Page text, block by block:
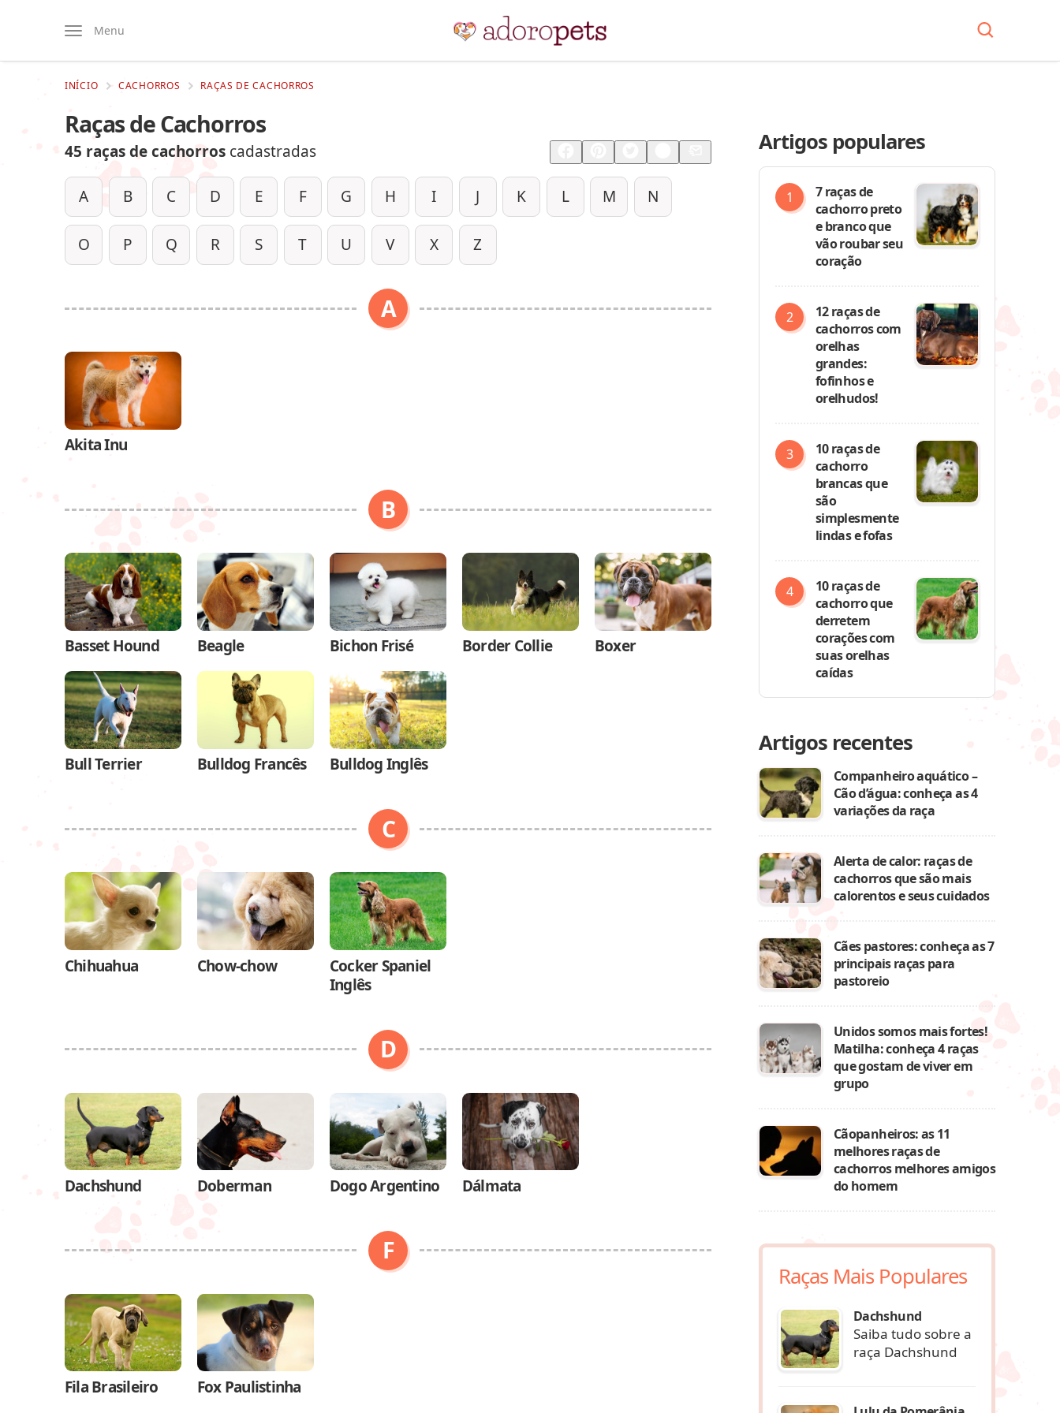
Menu
INÍCIO CACHORROS RAÇAS DE CACHORROS
Raças de Cachorros
45 raças de cachorros cadastradas
Compartilhar
Salvar
A B C D E F G H I J K L M N
O P Q R S T U V X Z
A
Akita Inu
B
Basset Hound Beagle Bichon Frisé Border Collie Boxer
Bull Terrier Bulldog Francês Bulldog Inglês
C
Chihuahua Chow-chow
Cocker Spaniel
Inglês
D
Dachshund Doberman Dogo Argentino Dálmata
F
Fila Brasileiro Fox Paulistinha
Artigos populares
7 raças de
cachorro preto
e branco que
vão roubar seu
coração
12 raças de
cachorros com
orelhas
grandes:
fofinhos e
orelhudos!
10 raças de
cachorro
brancas que
são
simplesmente
lindas e fofas
10 raças de
cachorro que
derretem
corações com
suas orelhas
caídas
Artigos recentes
Companheiro aquático –
Cão d’água: conheça as 4
variações da raça
Alerta de calor: raças de
cachorros que são mais
calorentos e seus cuidados
Cães pastores: conheça as 7
principais raças para
pastoreio
Unidos somos mais fortes!
Matilha: conheça 4 raças
que gostam de viver em
grupo
Cãopanheiros: as 11
melhores raças de
cachorros melhores amigos
do homem
Raças Mais Populares
Dachshund
Saiba tudo sobre a
raça Dachshund